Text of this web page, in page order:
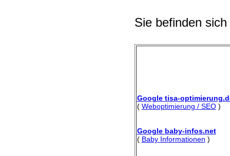
Sie befinden
Google tisa-
( Weboptimierung / SEO)
Google baby-infos.net
( Baby Informationen )